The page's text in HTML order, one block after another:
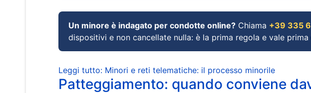
Un minore è indagato per condotte online? Chiama +39 335
dispositivi e non cancellate nulla: è la prima regola e vale
Leggi tutto: Minori e reti telematiche: il processo minorile
Patteggiamento: quando conviene